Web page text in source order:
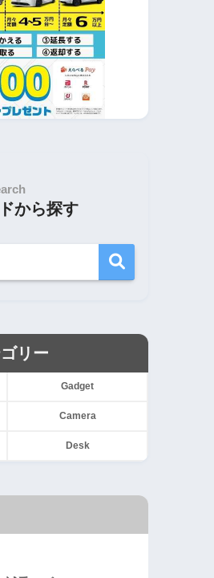
から探す
リー
Gadget
Camera
Desk